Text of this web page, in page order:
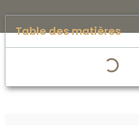
Table des matières